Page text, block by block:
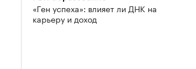
«Ген успеха»: влияет ли ДНК на
карьеру и доход